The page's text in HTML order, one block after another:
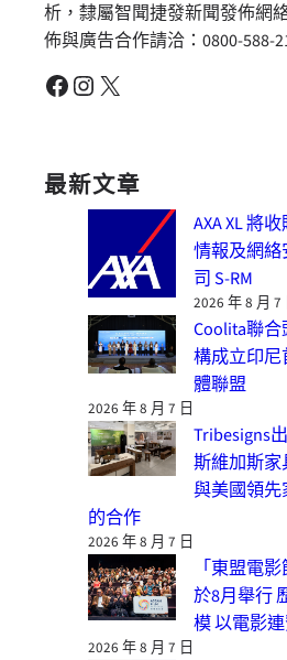
析，隸屬智聞捷發新聞發佈網
佈與廣告合作請洽：0800-588-
Facebook Instagram X
最新文章
AXA XL 將
情報及網
司 S-RM
2026 年 8 月 7
Coolita聯
構成立印尼
體聯盟
2026 年 8 月 7 日
Tribesigns
斯維加斯
與美國領
的合作
2026 年 8 月 7 日
「東盟電
於8月舉行
模 以電影
2026 年 8 月 7 日